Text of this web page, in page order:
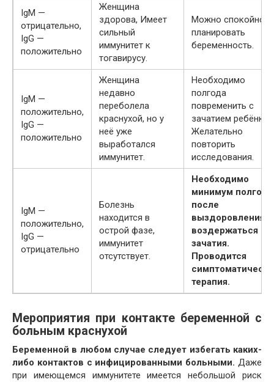
IgM —
отрицательно,
IgG —
положительно
Женщина
здорова, Имеет
сильный
иммунитет к
тогавирусу.
Можно спокойно
планировать
беременность.
IgM —
положительно,
IgG —
положительно
Женщина
недавно
переболела
краснухой, но у
неё уже
выработался
иммунитет.
Необходимо
полгода
повременить с
зачатием ребёнка.
Желательно
повторить
исследования.
IgM —
положительно,
IgG —
отрицательно
Болезнь
находится в
острой фазе,
иммунитет
отсутствует.
Необходимо
минимум полгода
после
выздоровления
воздержаться от
зачатия.
Проводится
терапия.
Мероприятия при контакте беременной с
больным краснухой
Беременной в любом случае следует избегать каких-
либо контактов с инфицированными больными. Даже
при имеющемся иммунитете имеется небольшой риск